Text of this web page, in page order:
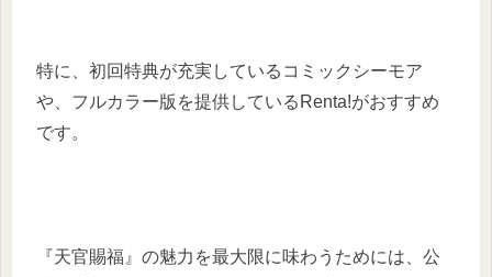
特に、初回特典が充実しているコミックシーモア
や、フルカラー版を提供しているRenta!がおすすめ
です。
『天官賜福』の魅力を最大限に味わうためには、公